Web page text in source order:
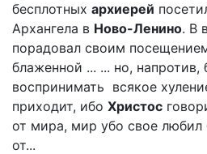
бесплотных архиерей
Архангела в Ново-Ленино. В
порадовал своим
блаженной ... ... но, напротив,
воспринимать всякое
приходит, ибо Христос
от мира, мир убо свое
от...